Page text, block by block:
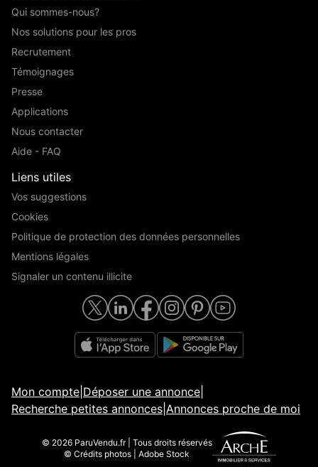
Qui sommes-nous?
Nos solutions pour les pros
Recrutement
Témoignages
Presse
Applications
Nous contacter
Aide - FAQ
Liens utiles
Vos suggestions
Cookies
Politique de protection des données personnelles
Mentions légales
Signaler un contenu illicite
Mon compte Déposer une annonce
Recherche petites annonces Annonces proche de moi
© 2026 ParuVendu.fr | Tous droits réservés
© Crédits photos | Adobe Stock